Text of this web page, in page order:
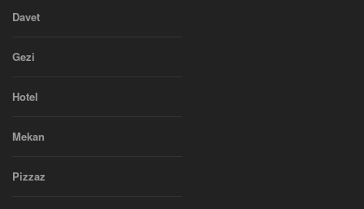
Davet
Gezi
Hotel
Mekan
Pizzaz